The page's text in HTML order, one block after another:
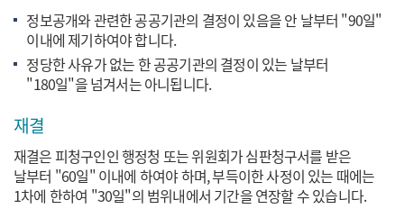
정보공개와 관련한 공공기관의 결정이 있음을 안 날부터 "90일"
이내에 제기하여야 합니다.
정당한 사유가 없는 한 공공기관의 결정이 있는 날부터
"180일"을 넘겨서는 아니됩니다.
재결
재결은 피청구인인 행정청 또는 위원회가 심판청구서를 받은
날부터 "60일" 이내에 하여야 하며, 부득이한 사정이 있는 때에는
1차에 한하여 "30일"의 범위내에서 기간을 연장할 수 있습니다.